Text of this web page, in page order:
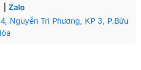
Zalo
Nguyễn Tri Phương, KP 3, P.Bửu